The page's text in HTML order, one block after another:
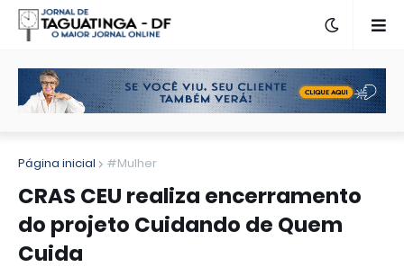
Página inicial #Mulher
CRAS CEU realiza encerramento
do projeto Cuidando de Quem
Cuida